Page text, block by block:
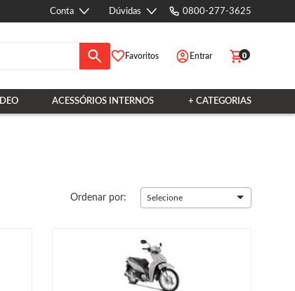
Conta Dúvidas 0800-277-3625
Favoritos Entrar 0
ACESSÓRIOS INTERNOS + CATEGORIAS
Ordenar por: Selecione